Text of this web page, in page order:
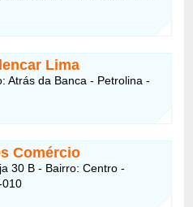
Lima
Atrás da Banca - Petrolina -
Comércio
30 B - Bairro: Centro -
010